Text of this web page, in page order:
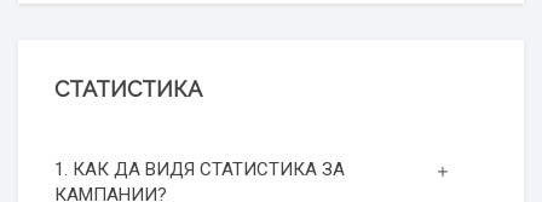
СТАТИСТИКА
1. КАК ДА ВИДЯ СТАТИСТИКА ЗА
КАМПАНИИ?